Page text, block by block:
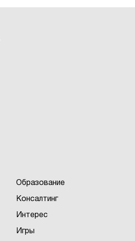
Образование
Консалтинг
Интерес
Игры